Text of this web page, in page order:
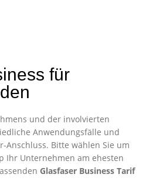
für
und der involvierten
Anwendungsfälle und
Anschluss. Bitte wählen Sie um
Ihr Unternehmen am ehesten
Glasfaser Business Tarif